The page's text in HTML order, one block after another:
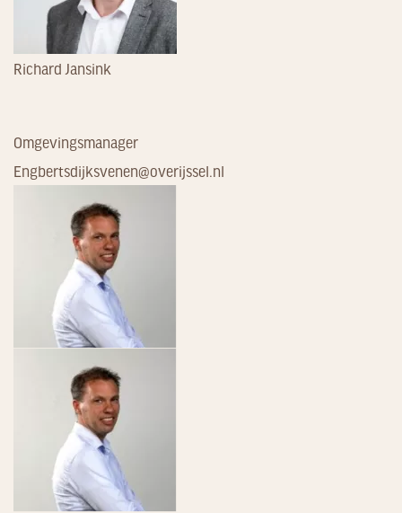
Richard Jansink
Omgevingsmanager
Engbertsdijksvenen@overijssel.nl